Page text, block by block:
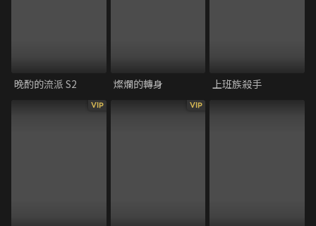
晚酌的流派 S2 燦爛的轉身 上班族殺手
VIP VIP